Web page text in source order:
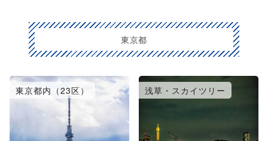
東京都
東京都内（23区） 浅草・スカイツリー